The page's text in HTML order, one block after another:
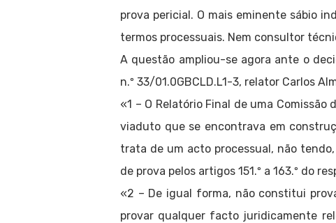
prova pericial. O mais eminente sábio
termos processuais. Nem consultor
A questão ampliou-se agora ante o
n.º 33/01.0GBCLD.L1-3, relator Carlos
«1 – O Relatório Final de uma
viaduto que se encontrava em
trata de um acto processual, não
de prova pelos artigos 151.º a 163.º do
«2 – De igual forma, não constitui
provar qualquer facto juridicamente